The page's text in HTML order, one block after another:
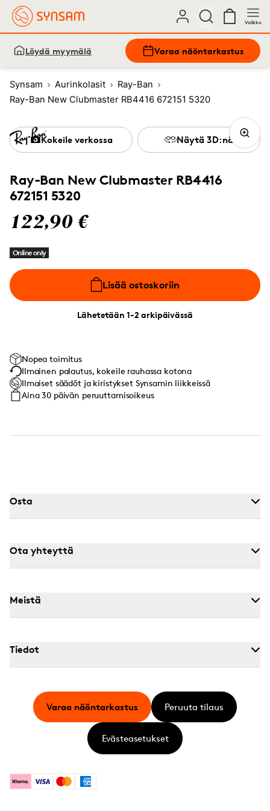
Valikko
Löydä myymälä Varaa näöntarkastus
Synsam Aurinkolasit
Ray-Ban
Ray-Ban New Clubmaster RB4416 672151 5320
Ray-Ban New Clubmaster RB4416
672151 5320
122,90 €
Online only
Lisää ostoskoriin
Lähetetään 1-2 arkipäivässä
Kokeile verkossa Näytä 3D:nä
Nopea toimitus
Ilmainen palautus, kokeile rauhassa kotona
Ilmaiset säädöt ja kiristykset Synsamin liikkeissä
Aina 30 päivän peruuttamisoikeus
Osta
Ota yhteyttä
Meistä
Tiedot
KlarnaVisa MastercardAmerican Express
Varaa näöntarkastus Peruuta tilaus
Evästeasetukset